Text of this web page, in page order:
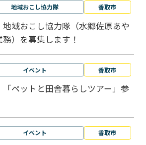
地域おこし協力隊 香取市
地域おこし協力隊（水郷佐原あや
）を募集します！
イベント 香取市
「ペットと⽥舎暮らしツアー」参
イベント 香取市